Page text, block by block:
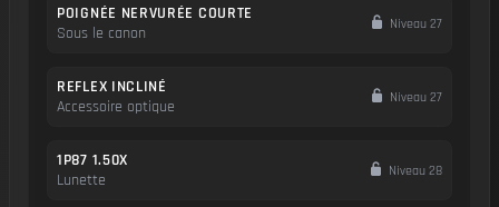
POIGNÉE NERVURÉE COURTE
Sous le canon
Niveau 27
REFLEX INCLINÉ
Accessoire optique
Niveau 27
1P87 1.50X
Lunette
Niveau 28